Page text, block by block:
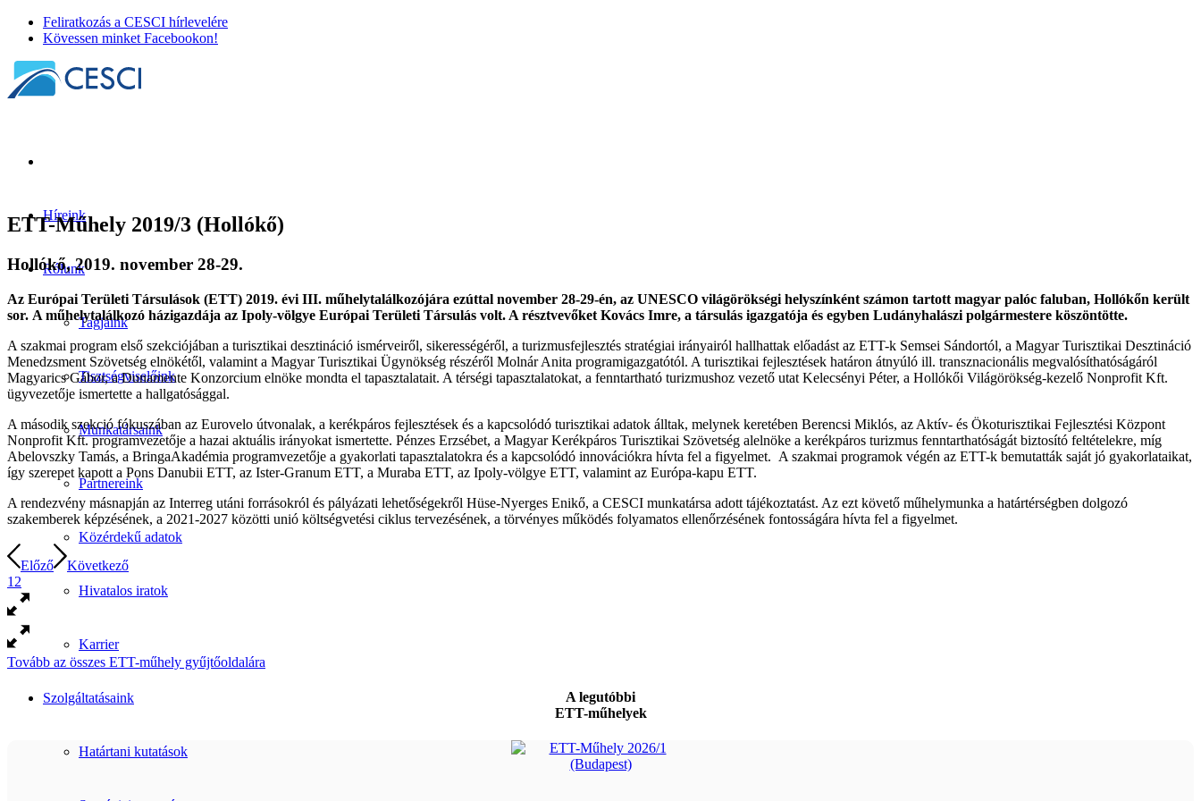
Feliratkozás a CESCI hírlevelére
Kövessen minket Facebookon!
Híreink
Rólunk
Tagjaink
Tisztségviselőink
Munkatársaink
Partnereink
Közérdekű adatok
Hivatalos iratok
Karrier
Szolgáltatásaink
Határtani kutatások
ETT-Műhely 2019/3 (Hollókő)
Hollókő, 2019. november 28-29.
Az Európai Területi Társulások (ETT) 2019. évi III. műhelytalálkozójára ezúttal november 28-29-én, az UNESCO világörökségi helyszínként számon tartott magyar palóc faluban, Hollókőn került
sor. A műhelytalálkozó házigazdája az Ipoly-völgye Európai Területi Társulás volt. A résztvevőket Kovács Imre, a társulás igazgatója és egyben Ludányhalászi polgármestere köszöntötte.
A szakmai program első szekciójában a turisztikai desztináció ismérveiről, sikerességéről, a turizmusfejlesztés stratégiai irányairól hallhattak előadást az ETT-k Semsei Sándortól, a Magyar Turisztikai Desztináció
Menedzsment Szövetség elnökétől, valamint a Magyar Turisztikai Ügynökség részéről Molnár Anita programigazgatótól. A turisztikai fejlesztések határon átnyúló ill. transznacionális megvalósíthatóságáról
Magyarics Gábor, a Dunamente Konzorcium elnöke mondta el tapasztalatait. A térségi tapasztalatokat, a fenntartható turizmushoz vezető utat Kelecsényi Péter, a Hollókői Világörökség-kezelő Nonprofit Kft.
ügyvezetője ismertette a hallgatósággal.
A második szekció fókuszában az Eurovelo útvonalak, a kerékpáros fejlesztések és a kapcsolódó turisztikai adatok álltak, melynek keretében Berencsi Miklós, az Aktív- és Ökoturisztikai Fejlesztési Központ
Nonprofit Kft. programvezetője a hazai aktuális irányokat ismertette. Pénzes Erzsébet, a Magyar Kerékpáros Turisztikai Szövetség alelnöke a kerékpáros turizmus fenntarthatóságát biztosító feltételekre, míg
Abelovszky Tamás, a BringaAkadémia programvezetője a gyakorlati tapasztalatokra és a kapcsolódó innovációkra hívta fel a figyelmet. A szakmai programok végén az ETT-k bemutatták saját jó gyakorlataikat,
így szerepet kapott a Pons Danubii ETT, az Ister-Granum ETT, a Muraba ETT, az Ipoly-völgye ETT, valamint az Európa-kapu ETT.
A rendezvény másnapján az Interreg utáni forrásokról és pályázati lehetőségekről Hüse-Nyerges Enikő, a CESCI munkatársa adott tájékoztatást. Az ezt követő műhelymunka a határtérségben dolgozó
szakemberek képzésének, a 2021-2027 közötti unió költségvetési ciklus tervezésének, a törvényes működés folyamatos ellenőrzésének fontosságára hívta fel a figyelmet.
Előző
Következő
1 2
Tovább az összes ETT-műhely gyűjtőoldalára
A legutóbbi
ETT-műhelyek